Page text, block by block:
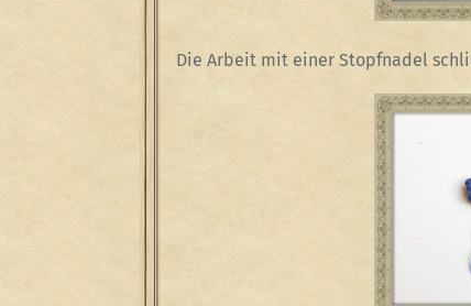
Die Arbeit mit einer Stopfnadel